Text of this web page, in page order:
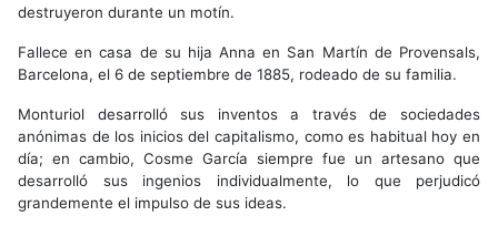
destruyeron durante un motín.
Fallece en casa de su hija Anna en San Martín de Provensals,
Barcelona, el 6 de septiembre de 1885, rodeado de su familia.
Monturiol desarrolló sus inventos a través de sociedades
anónimas de los inicios del capitalismo, como es habitual hoy en
día; en cambio, Cosme García siempre fue un artesano que
desarrolló sus ingenios individualmente, lo que perjudicó
grandemente el impulso de sus ideas.